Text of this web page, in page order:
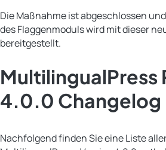
Die Maßnahme ist abgeschlossen
des Flaggenmoduls wird mit dieser
bereitgestellt.
MultilingualPress
4.0.0 Changelog
Nachfolgend finden Sie eine Liste